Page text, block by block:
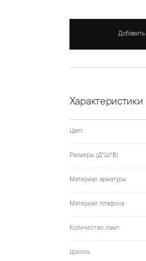
Характеристики
Цвет
Размеры (Д*Ш*В)
Материал арматуры
Материал плафона
Количество ламп
Цоколь